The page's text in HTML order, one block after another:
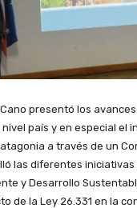
presentó los
país y en especial el
a través de un
las diferentes
y Desarrollo
de la Ley 26.331 en la